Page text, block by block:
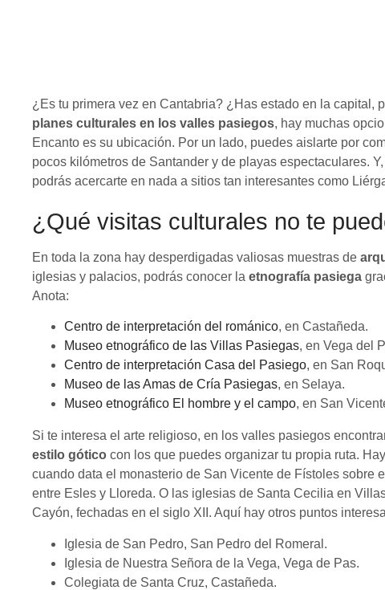
¿Es tu primera vez en Cantabria? ¿Has estado en la capital,
planes culturales en los valles pasiegos, hay muchas
Encanto es su ubicación. Por un lado, puedes aislarte por
pocos kilómetros de Santander y de playas espectaculares.
podrás acercarte en nada a sitios tan interesantes como
¿Qué visitas culturales no te
En toda la zona hay desperdigadas valiosas muestras de
iglesias y palacios, podrás conocer la etnografía pasiega
Anota:
Centro de interpretación del románico, en Castañeda.
Museo etnográfico de las Villas Pasiegas, en Vega del
Centro de interpretación Casa del Pasiego, en San
Museo de las Amas de Cría Pasiegas, en Selaya.
Museo etnográfico El hombre y el campo, en San
Si te interesa el arte religioso, en los valles pasiegos
estilo gótico con los que puedes organizar tu propia ruta.
cuando data el monasterio de San Vicente de Fístoles sobre
entre Esles y Lloreda. O las iglesias de Santa Cecilia en
Cayón, fechadas en el siglo XII. Aquí hay otros puntos
Iglesia de San Pedro, San Pedro del Romeral.
Iglesia de Nuestra Señora de la Vega, Vega de Pas.
Colegiata de Santa Cruz, Castañeda.